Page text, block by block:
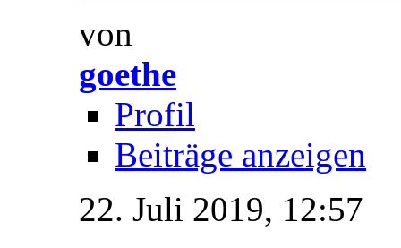
von
goethe
Profil
Beiträge anzeigen
22. Juli 2019, 12:57